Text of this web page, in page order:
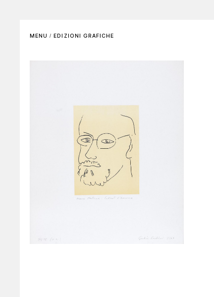
MENU /EDIZIONI GRAFICHE